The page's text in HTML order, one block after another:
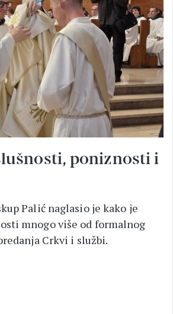
poniznosti i
Palić naglasio je kako je
mnogo više od formalnog
Crkvi i službi.